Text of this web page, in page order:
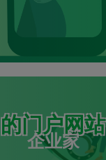
的门户网站
企业家